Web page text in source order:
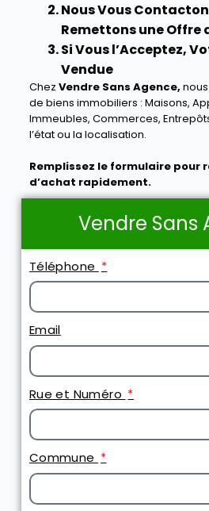
Nous Vous
Remettons une Offre
Si Vous l’Acceptez,
Vendue
Chez Vendre Sans Agence,
de biens immobiliers : Maisons,
Immeubles, Commerces,
l’état ou la localisation.
Remplissez le formulaire pour
d’achat rapidement.
Vendre Sans
Téléphone
Email
Rue et Numéro
Commune